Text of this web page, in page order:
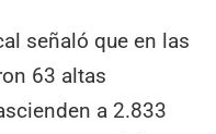
señaló que en las
63 altas
a 2.833